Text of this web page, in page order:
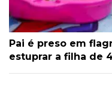
Pai é preso em
estuprar a filha de